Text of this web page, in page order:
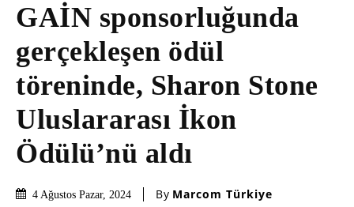
GAİN sponsorluğunda
gerçekleşen ödül
töreninde, Sharon Stone
Uluslararası İkon
Ödülü’nü aldı
4 Ağustos Pazar, 2024 By Marcom Türkiye